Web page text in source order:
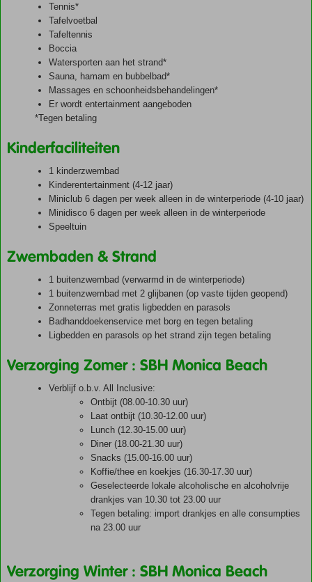
Tennis*
Tafelvoetbal
Tafeltennis
Boccia
Watersporten aan het strand*
Sauna, hamam en bubbelbad*
Massages en schoonheidsbehandelingen*
Er wordt entertainment aangeboden
*Tegen betaling
Kinderfaciliteiten
1 kinderzwembad
Kinderentertainment (4-12 jaar)
Miniclub 6 dagen per week alleen in de winterperiode (4-10 jaar)
Minidisco 6 dagen per week alleen in de winterperiode
Speeltuin
Zwembaden & Strand
1 buitenzwembad (verwarmd in de winterperiode)
1 buitenzwembad met 2 glijbanen (op vaste tijden geopend)
Zonneterras met gratis ligbedden en parasols
Badhanddoekenservice met borg en tegen betaling
Ligbedden en parasols op het strand zijn tegen betaling
Verzorging Zomer : SBH Monica Beach
Verblijf o.b.v. All Inclusive:
Ontbijt (08.00-10.30 uur)
Laat ontbijt (10.30-12.00 uur)
Lunch (12.30-15.00 uur)
Diner (18.00-21.30 uur)
Snacks (15.00-16.00 uur)
Koffie/thee en koekjes (16.30-17.30 uur)
Geselecteerde lokale alcoholische en alcoholvrije
drankjes van 10.30 tot 23.00 uur
Tegen betaling: import drankjes en alle consumpties
na 23.00 uur
Verzorging Winter : SBH Monica Beach